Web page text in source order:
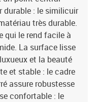
durable : le similicuir
très durable.
qui le rend facile à
La surface lisse
et la beauté
et stable : le cadre
assure robustesse
confortable : le